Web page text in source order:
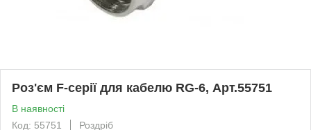
Роз'єм F-серії для кабелю RG-6, Арт.55751
В наявності
Код: 55751
Роздріб